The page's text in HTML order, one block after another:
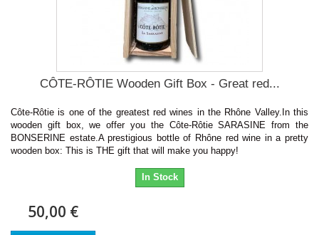
CÔTE-RÔTIE Wooden Gift Box - Great red...
Côte-Rôtie is one of the greatest red wines in the Rhône Valley.In this
wooden gift box, we offer you the Côte-Rôtie SARASINE from the
BONSERINE estate.A prestigious bottle of Rhône red wine in a pretty
wooden box: This is THE gift that will make you happy!
In Stock
50,00 €